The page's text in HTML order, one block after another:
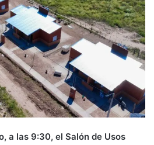
a las 9:30, el Salón de Usos